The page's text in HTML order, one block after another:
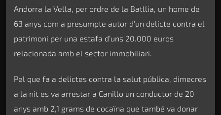
Andorra la Vella, per ordre de la Batllia, un home de
63 anys com a presumpte autor d’un delicte contra el
patrimoni per una estafa d’uns 20.000 euros
relacionada amb el sector immobiliari.
Pel que fa a delictes contra la salut pública, dimecres
a la nit es va arrestar a Canillo un conductor de 20
anys amb 2,1 grams de cocaïna que també va donar